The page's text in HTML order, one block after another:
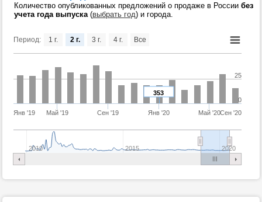
Количество опубликованных предложений о продаже в России без
учета года выпуска(выбрать год) и города.
Период:
353
Янв '19 Май '19 Сен '19 Янв '20 Май '20Сен '20
2010 2015 2020
0
25
1 г. 2 г. 3 г. 4 г. Все